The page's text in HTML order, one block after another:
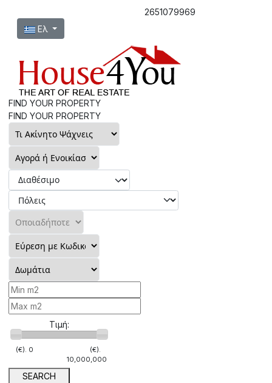
2651079969
Επιλέξτε τη γλώσσα σας
Ελ
FIND YOUR PROPERTY
FIND YOUR PROPERTY
Τιμή:
(€). 0
(€).
10,000,000
SEARCH